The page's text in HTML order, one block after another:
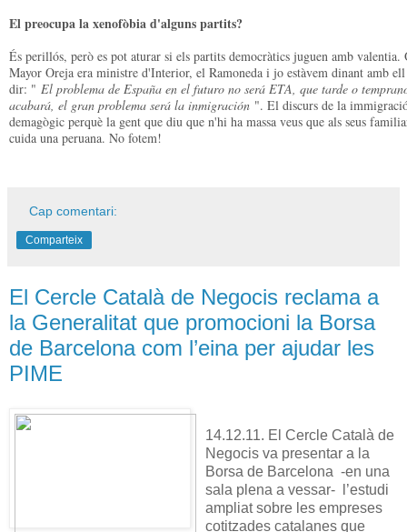
El preocupa la xenofòbia d'alguns partits?
És perillós, però es pot aturar si els partits democràtics juguen amb valentia.
Mayor Oreja era ministre d'Interior, el Ramoneda i jo estàvem dinant amb
dir: " El problema de España en el futuro no será ETA, que tarde o
acabará, el gran problema será la inmigración ". El discurs de la
demagògic perquè la gent que diu que n'hi ha massa veus que als seus
cuida una peruana. No fotem!
Cap comentari:
Comparteix
El Cercle Català de Negocis reclama a
la Generalitat que promocioni la Borsa
de Barcelona com l’eina per ajudar les
PIME
14.12.11. El Cercle Català de
Negocis va presentar a la
Borsa de Barcelona -en una
sala plena a vessar- l’estudi
ampliat sobre les empreses
cotitzades catalanes que